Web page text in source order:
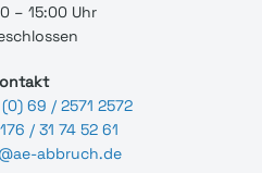
– 15:00 Uhr
69 / 2571 2572
/ 31 74 52 61
abbruch.de